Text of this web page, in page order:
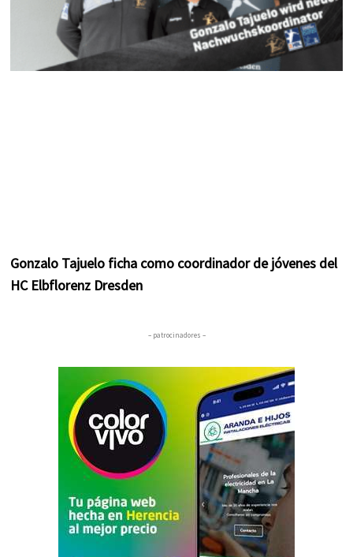
Gonzalo Tajuelo ficha como coordinador de jóvenes del
HC Elbflorenz Dresden
– patrocinadores –